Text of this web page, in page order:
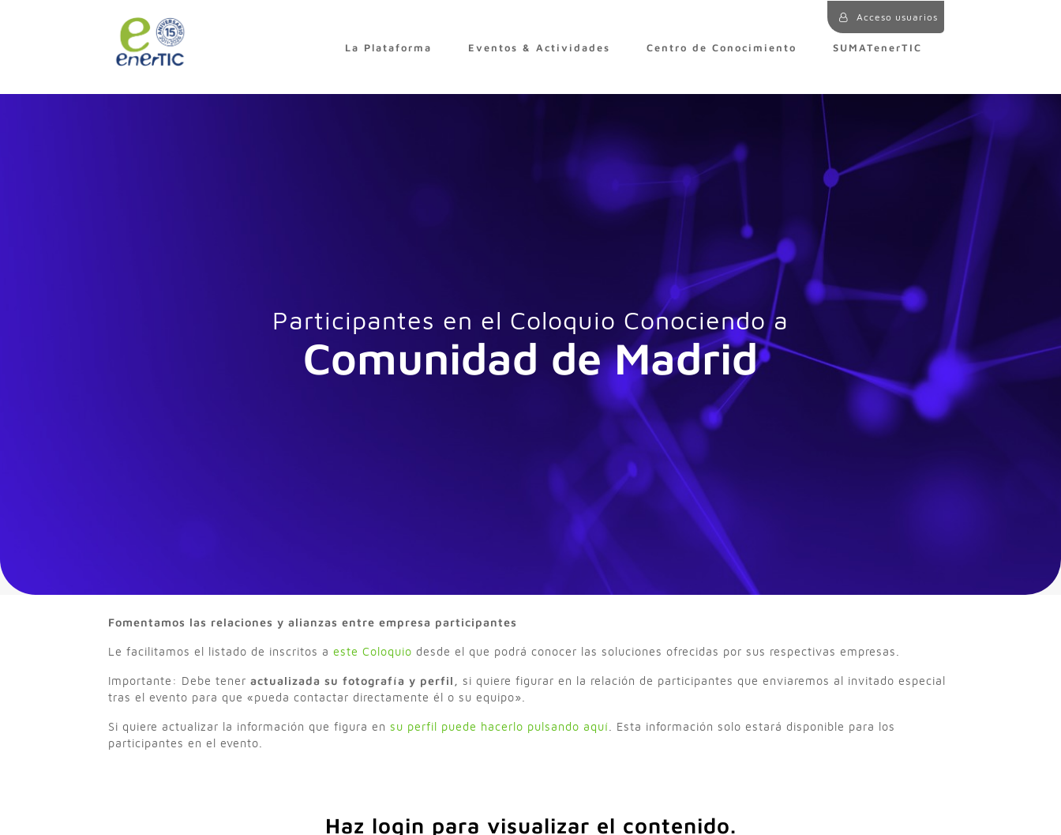
Acceso usuarios
La Plataforma Eventos & Actividades Centro de Conocimiento SUMATenerTIC
Participantes en el Coloquio Conociendo a
Comunidad de Madrid
Fomentamos las relaciones y alianzas entre empresa participantes
Le facilitamos el listado de inscritos a este Coloquio desde el que podrá conocer las soluciones ofrecidas por sus respectivas empresas.
Importante: Debe tener actualizada su fotografía y perfil, si quiere figurar en la relación de participantes que enviaremos al invitado especial
tras el evento para que «pueda contactar directamente él o su equipo».
Si quiere actualizar la información que figura en su perfil puede hacerlo pulsando aquí . Esta información solo estará disponible para los
participantes en el evento.
Haz login para visualizar el contenido.